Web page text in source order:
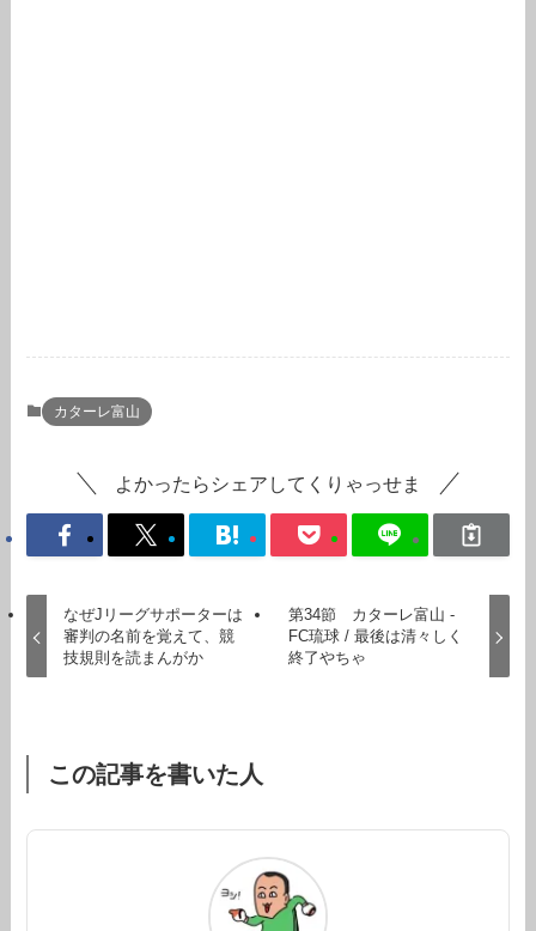
カターレ富山
よかったらシェアしてくりゃっせま
なぜJリーグサポーターは
審判の名前を覚えて、競
技規則を読まんがか
第34節 カターレ富山 -
FC琉球 / 最後は清々しく
終了やちゃ
この記事を書いた人